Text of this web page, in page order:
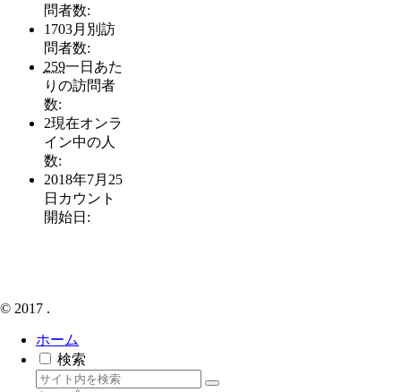
問者数:
1703月別訪
問者数:
259一日あた
りの訪問者
数:
2現在オンラ
イン中の人
数:
2018年7月25
日 カウント
開始日:
© 2017 .
ホーム
検索